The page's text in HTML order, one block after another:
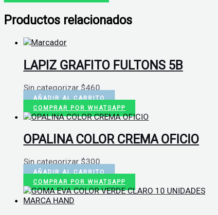
Productos relacionados
LAPIZ GRAFITO FULTONS 5B
Sin categorizar $460
AÑADIR AL CARRITO
COMPRAR POR WHATSAPP
OPALINA COLOR CREMA OFICIO
Sin categorizar $300
AÑADIR AL CARRITO
COMPRAR POR WHATSAPP